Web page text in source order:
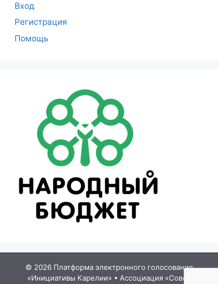
Вход
Регистрация
Помощь
© 2026 Платформа электронного голосования
«Инициативы Карелии» • Ассоциация «Совет